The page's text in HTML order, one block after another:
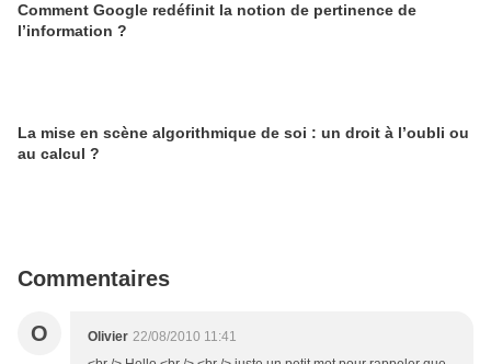
Comment Google redéfinit la notion de pertinence de
l’information ?
La mise en scène algorithmique de soi : un droit à l’oubli ou
au calcul ?
Commentaires
O Olivier 22/08/2010 11:41